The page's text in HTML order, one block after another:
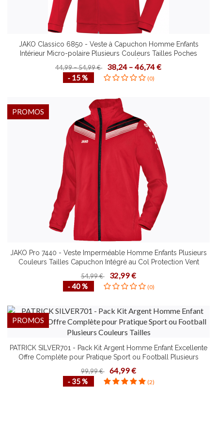
JAKO Classico 6850 - Veste à Capuchon Homme Enfants
Intérieur Micro-polaire Plusieurs Couleurs Tailles Poches
Latérales à Fermeture Éclair
44,99 – 54,99 € 38,24 – 46,74 €
‐ 15 % (0)
JAKO Pro 7440 - Veste Imperméable Homme Enfants Plusieurs
Couleurs Tailles Capuchon Intégré au Col Protection Vent
54,99 €
32,99 €
‐ 40 % (0)
PROMOS
PATRICK SILVER701 - Pack Kit Argent Homme Enfant Excellente
Offre Complète pour Pratique Sport ou Football Plusieurs
Couleurs Tailles
99,99 € 64,99 €
‐ 35 % (2)
PROMOS